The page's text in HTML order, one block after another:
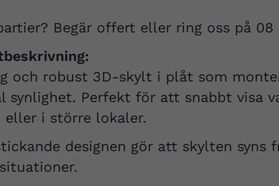
Begär offert eller ring oss på 08
och robust 3D-skylt i plåt som
synlighet. Perfekt för att snabbt visa
eller i större lokaler.
designen gör att skylten